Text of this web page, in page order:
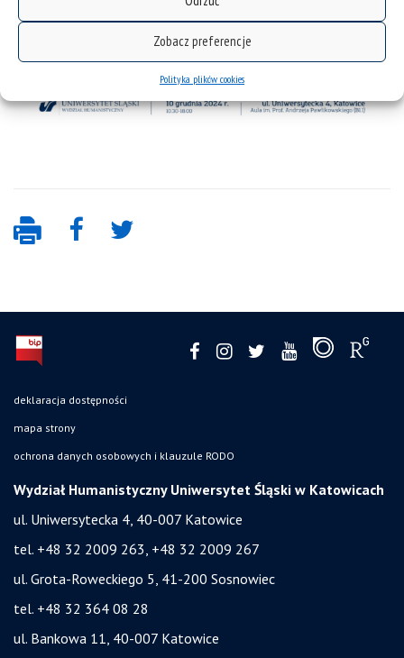
Zobacz preferencje
Polityka plików cookies
deklaracja dostępności
mapa strony
ochrona danych osobowych i klauzule RODO
Wydział Humanistyczny Uniwersytet Śląski w Katowicach
ul. Uniwersytecka 4, 40-007 Katowice
tel. +48 32 2009 263, +48 32 2009 267
ul. Grota-Roweckiego 5, 41-200 Sosnowiec
tel. +48 32 364 08 28
ul. Bankowa 11, 40-007 Katowice